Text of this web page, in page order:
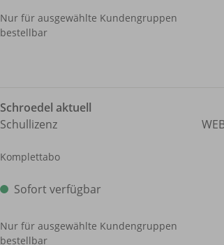
Nur für ausgewählte Kundengruppen
bestellbar
Schroedel aktuell
Schullizenz
Komplettabo
Sofort verfügbar
Nur für ausgewählte Kundengruppen
bestellbar